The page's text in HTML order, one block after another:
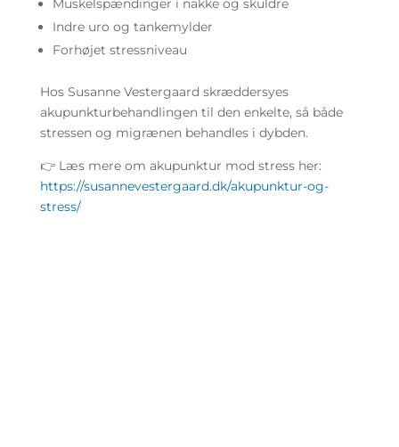
Muskelspændinger i nakke og skuldre
Indre uro og tankemylder
Forhøjet stressniveau
Hos Susanne Vestergaard skræddersyes
akupunkturbehandlingen til den enkelte, så både
stressen og migrænen behandles i dybden.
👉 Læs mere om akupunktur mod stress her:
https://susannevestergaard.dk/akupunktur-og-
stress/